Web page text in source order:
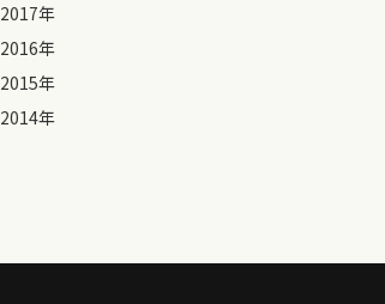
2017年
2016年
2015年
2014年